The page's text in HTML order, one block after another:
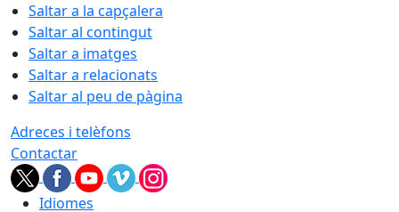
Saltar a la capçalera
Saltar al contingut
Saltar a imatges
Saltar a relacionats
Saltar al peu de pàgina
Adreces i telèfons
Contactar
Idiomes